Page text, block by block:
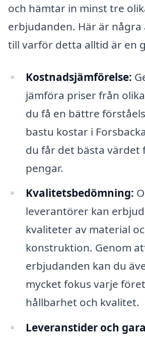
och hämtar in minst tre
erbjudanden. Här är
till varför detta alltid är en
Kostnadsjämförelse:
jämföra priser från
du få en bättre
bastu kostar i
du får det bästa värdet
pengar.
Kvalitetsbedömning:
leverantörer kan
kvaliteter av material
konstruktion. Genom
erbjudanden kan du
mycket fokus varje
hållbarhet och kvalitet.
Leveranstider och